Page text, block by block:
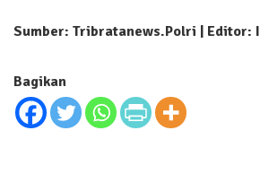
Sumber: Tribratanews.Polri | Editor:
Bagikan